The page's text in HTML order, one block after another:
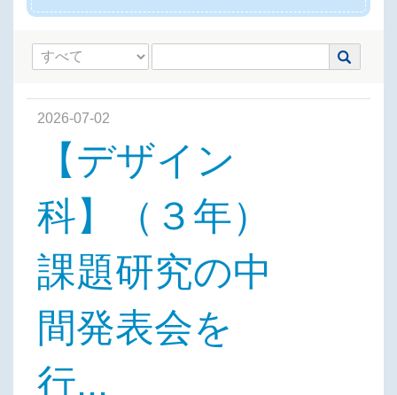
2026-07-02
【デザイン
科】（３年）
課題研究の中
間発表会を
行...